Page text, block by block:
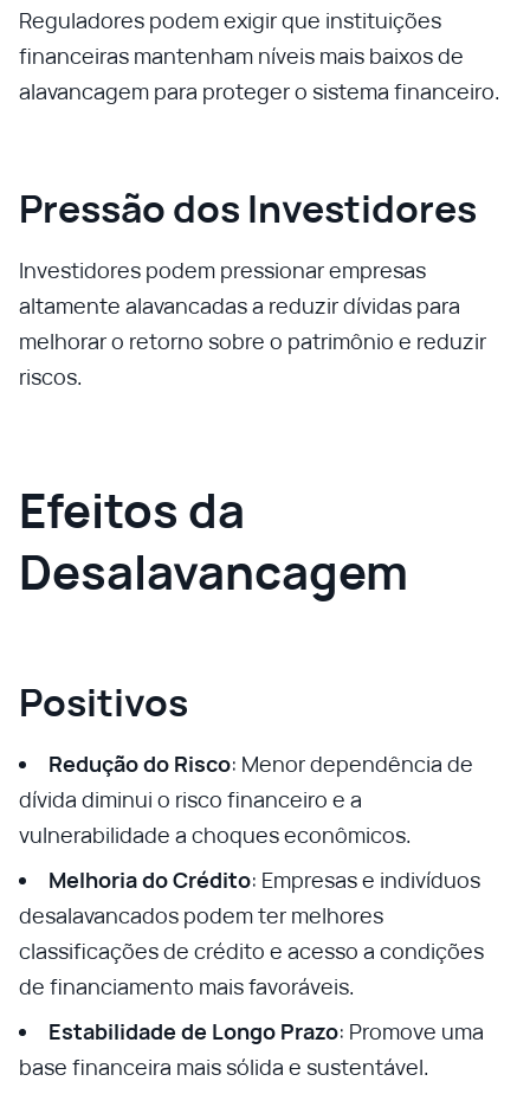
Reguladores podem exigir que instituições
financeiras mantenham níveis mais baixos de
alavancagem para proteger o sistema financeiro.
Pressão dos Investidores
Investidores podem pressionar empresas
altamente alavancadas a reduzir dívidas para
melhorar o retorno sobre o patrimônio e reduzir
riscos.
Efeitos da
Desalavancagem
Positivos
Redução do Risco: Menor dependência de
dívida diminui o risco financeiro e a
vulnerabilidade a choques econômicos.
Melhoria do Crédito: Empresas e indivíduos
desalavancados podem ter melhores
classificações de crédito e acesso a condições
de financiamento mais favoráveis.
Estabilidade de Longo Prazo: Promove uma
base financeira mais sólida e sustentável.